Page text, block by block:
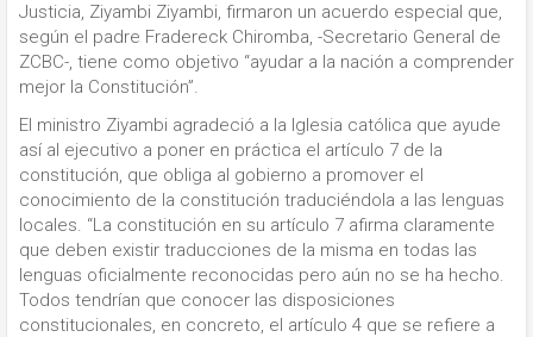
Justicia, Ziyambi Ziyambi, firmaron un acuerdo especial que,
según el padre Fradereck Chiromba, -Secretario General de
ZCBC-, tiene como objetivo “ayudar a la nación a comprender
mejor la Constitución”.
El ministro Ziyambi agradeció a la Iglesia católica que ayude
así al ejecutivo a poner en práctica el artículo 7 de la
constitución, que obliga al gobierno a promover el
conocimiento de la constitución traduciéndola a las lenguas
locales. “La constitución en su artículo 7 afirma claramente
que deben existir traducciones de la misma en todas las
lenguas oficialmente reconocidas pero aún no se ha hecho.
Todos tendrían que conocer las disposiciones
constitucionales, en concreto, el artículo 4 que se refiere a